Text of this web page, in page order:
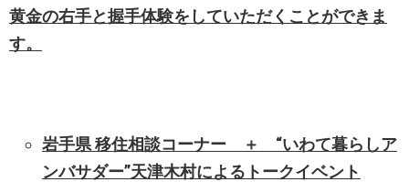
黄金の右手と握手体験をしていただくことができま
す。
岩手県 移住相談コーナー ＋ “いわて暮らしア
ンバサダー”天津木村によるトークイベント